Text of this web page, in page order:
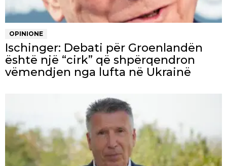
OPINIONE
Ischinger: Debati për Groenlandën
është një “cirk” që shpërqendron
vëmendjen nga lufta në Ukrainë